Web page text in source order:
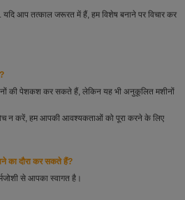
यदि आप तत्काल जरूरत में हैं, हम विशेष बनाने पर विचार कर
की पेशकश कर सकते हैं, लेकिन यह भी अनुकूलित मशीनों
न करें, हम आपकी आवश्यकताओं को पूरा करने के लिए
का दौरा कर सकते हैं?
से आपका स्वागत है।